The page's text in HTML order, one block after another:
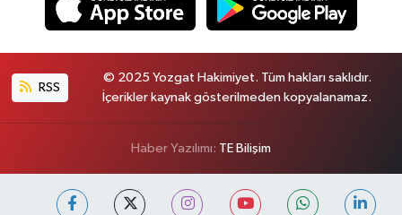
RSS
© 2025 Yozgat Hakimiyet. Tüm hakları saklıdır.
İçerikler kaynak gösterilmeden kopyalanamaz.
Haber Yazılımı: TE Bilişim